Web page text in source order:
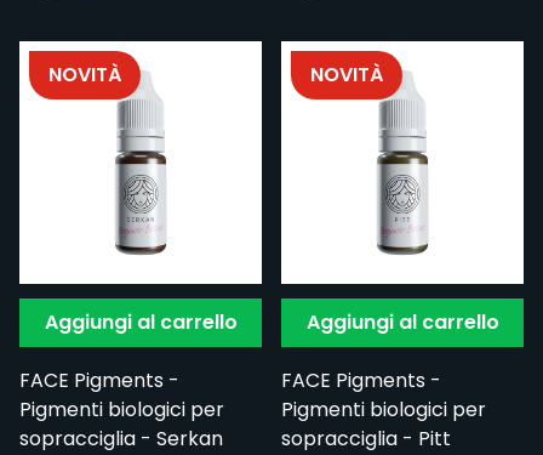
Aggiungi al carrello
FACE Pigments -
Pigmenti biologici per
sopracciglia - Serkan
NOVITÀ
Aggiungi al carrello
FACE Pigments -
Pigmenti biologici per
sopracciglia - Pitt
NOVITÀ